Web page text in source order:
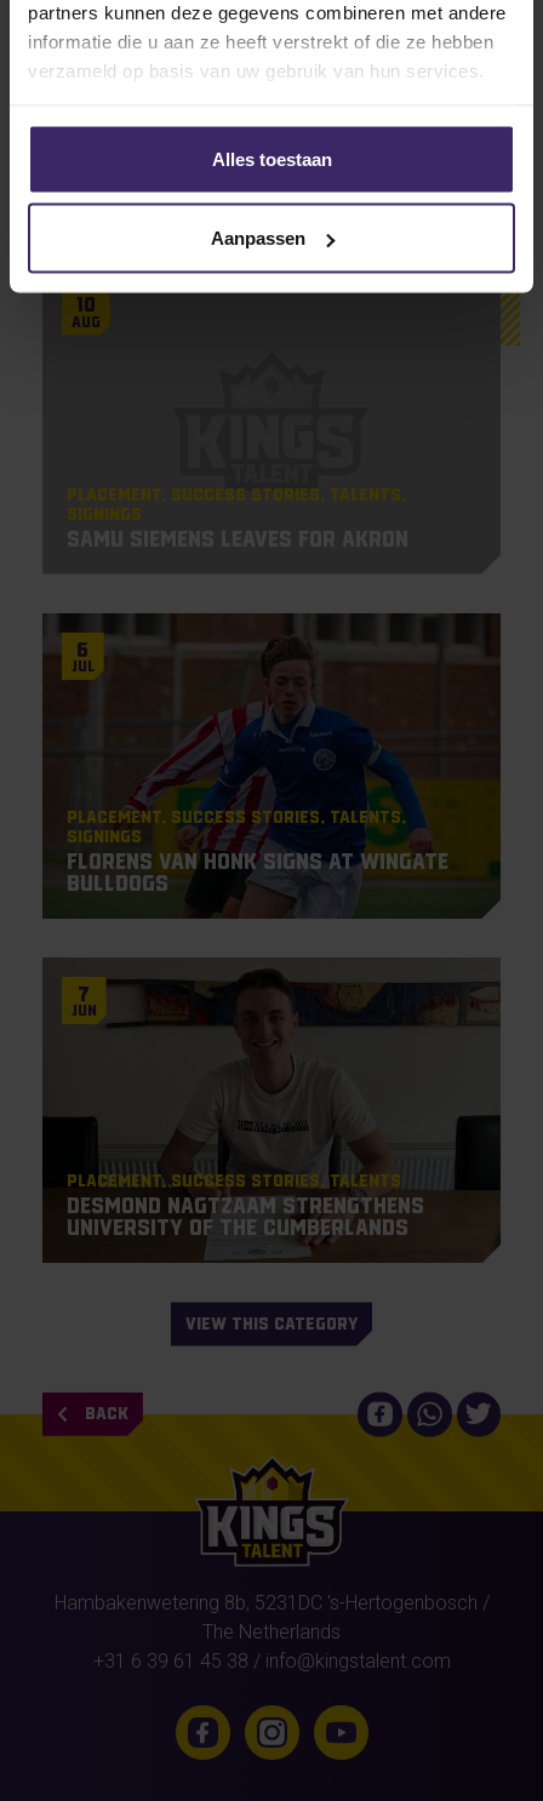
partners kunnen deze gegevens combineren met andere
informatie die u aan ze heeft verstrekt of die ze hebben
verzameld op basis van uw gebruik van hun services.
Alles toestaan
Aanpassen
Other articles in Placement
10
Aug
Placement Success Stories
Talents
Signings
6
Jul
Placement Success Stories
Talents
Signings
Florens van Honk signs at Wingate
Bulldogs
7
Jun
Placement Success Stories Talents
Desmond Nagtzaam strengthens
University of the Cumberlands
VIEW THIS CATEGORY
BACK
Hambakenwetering 8b, 5231DC 's-Hertogenbosch /
The Netherlands
+31 6 39 61 45 38 / info@kingstalent.com